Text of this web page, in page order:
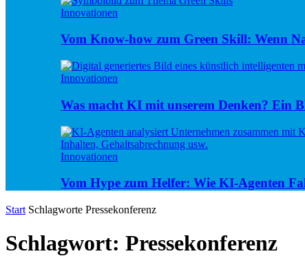
Innovationen
Vom Know-how zum Green Skill: Wenn
Innovationen
Was macht KI mit unserem Denken? Ein
Innovationen
Vom Hype zum Helfer: Wie KI-Agenten
Start Schlagworte Pressekonferenz
Schlagwort: Pressekonferenz